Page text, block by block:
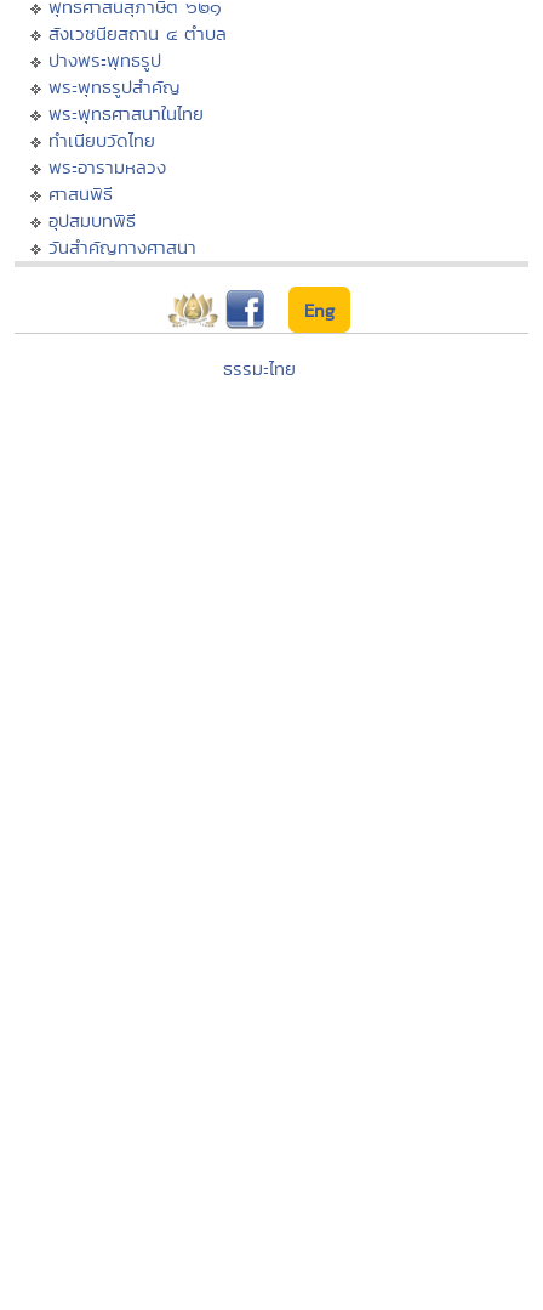
พุทธศาสนสุภาษิต ๖๒๑
สังเวชนียสถาน ๔ ตำบล
ปางพระพุทธรูป
พระพุทธรูปสำคัญ
พระพุทธศาสนาในไทย
ทำเนียบวัดไทย
พระอารามหลวง
ศาสนพิธี
อุปสมบทพิธี
วันสำคัญทางศาสนา
Eng
ธรรมะไทย